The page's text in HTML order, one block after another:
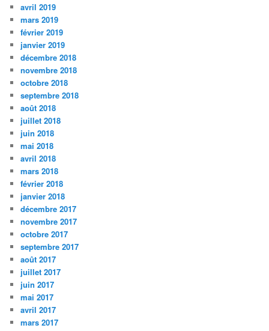
avril 2019
mars 2019
février 2019
janvier 2019
décembre 2018
novembre 2018
octobre 2018
septembre 2018
août 2018
juillet 2018
juin 2018
mai 2018
avril 2018
mars 2018
février 2018
janvier 2018
décembre 2017
novembre 2017
octobre 2017
septembre 2017
août 2017
juillet 2017
juin 2017
mai 2017
avril 2017
mars 2017